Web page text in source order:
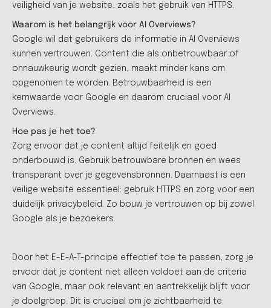
veiligheid van je website, zoals het gebruik van HTTPS.
Waarom is het belangrijk voor AI Overviews?
Google wil dat gebruikers de informatie in AI Overviews
kunnen vertrouwen. Content die als onbetrouwbaar of
onnauwkeurig wordt gezien, maakt minder kans om
opgenomen te worden. Betrouwbaarheid is een
kernwaarde voor Google en daarom cruciaal voor AI
Overviews.
Hoe pas je het toe?
Zorg ervoor dat je content altijd feitelijk en goed
onderbouwd is. Gebruik betrouwbare bronnen en wees
transparant over je gegevensbronnen. Daarnaast is een
veilige website essentieel: gebruik HTTPS en zorg voor een
duidelijk privacybeleid. Zo bouw je vertrouwen op bij zowel
Google als je bezoekers.
Door het E-E-A-T-principe effectief toe te passen, zorg je
ervoor dat je content niet alleen voldoet aan de criteria
van Google, maar ook relevant en aantrekkelijk blijft voor
je doelgroep. Dit is cruciaal om je zichtbaarheid te